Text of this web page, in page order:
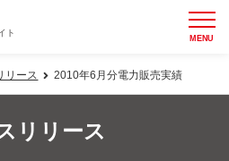
ト MENU
リース 2010年6月分電力販売実績
リリース